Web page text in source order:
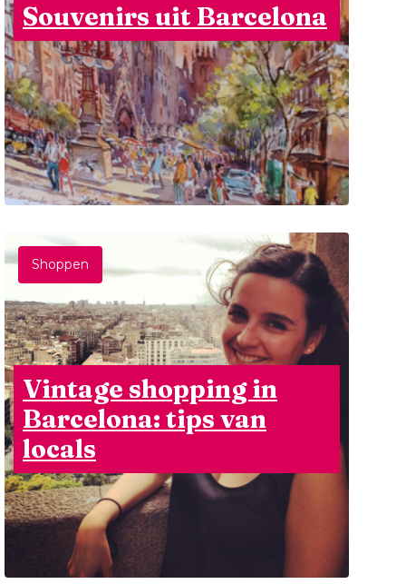
Souvenirs uit Barcelona
Shoppen
Vintage shopping in
Barcelona: tips van
locals